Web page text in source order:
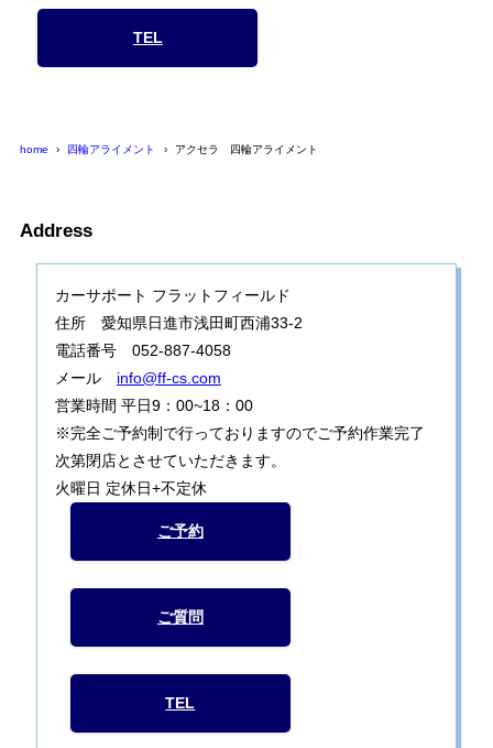
TEL
home 四輪アライメント アクセラ 四輪アライメント
Address
カーサポート フラットフィールド
住所 愛知県日進市浅田町西浦33-2
電話番号 052-887-4058
メール info@ff-cs.com
営業時間 平日9：00~18：00
※完全ご予約制で行っておりますのでご予約作業完了
次第閉店とさせていただきます。
火曜日 定休日+不定休
ご予約
ご質問
TEL